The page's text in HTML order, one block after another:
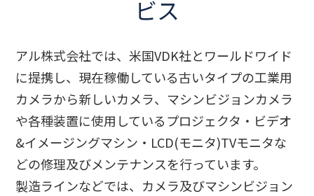
ビス
アル株式会社では、米国VDK社とワールドワイド
に提携し、現在稼働している古いタイプの工業用
カメラから新しいカメラ、マシンビジョンカメラ
や各種装置に使用しているプロジェクタ・ビデオ
&イメージングマシン・LCD(モニタ)TVモニタな
どの修理及びメンテナンスを行っています。
製造ラインなどでは、カメラ及びマシンビジョン